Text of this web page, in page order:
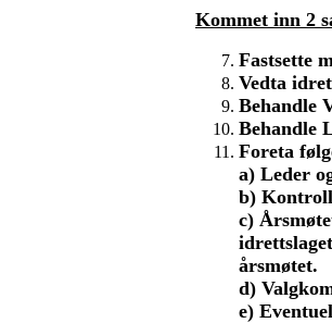
Kommet inn 2
Fastsette
Vedta
Behandle
Behandle
Foreta
a) Leder
b)
c)
årsmøtet.
d)
e)